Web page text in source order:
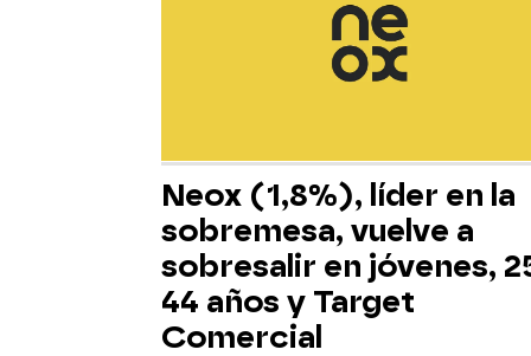
Neox (1,8%), líder en la
sobremesa, vuelve a
sobresalir en jóvenes,
44 años y Target
Comercial